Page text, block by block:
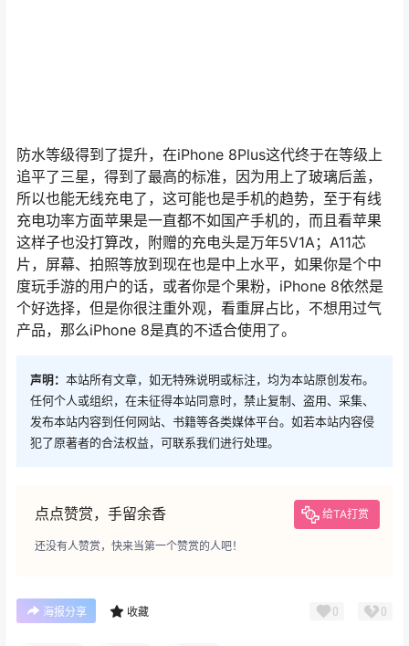
防水等级得到了提升，在iPhone 8Plus这代终于在等级上
追平了三星，得到了最高的标准，因为用上了玻璃后盖，
所以也能无线充电了，这可能也是手机的趋势，至于有线
充电功率方面苹果是一直都不如国产手机的，而且看苹果
这样子也没打算改，附赠的充电头是万年5V1A；A11芯
片，屏幕、拍照等放到现在也是中上水平，如果你是个中
度玩手游的用户的话，或者你是个果粉，iPhone 8依然是
个好选择，但是你很注重外观，看重屏占比，不想用过气
产品，那么iPhone 8是真的不适合使用了。
声明： 本站所有文章，如无特殊说明或标注，均为本站原创发布。
任何个人或组织，在未征得本站同意时，禁止复制、盗用、采集、
发布本站内容到任何网站、书籍等各类媒体平台。如若本站内容侵
犯了原著者的合法权益，可联系我们进行处理。
点点赞赏，手留余香 给TA打赏
还没有人赞赏，快来当第一个赞赏的人吧！
海报分享 收藏 0 0